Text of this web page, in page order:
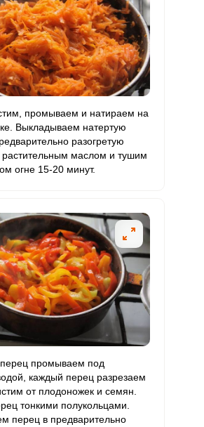
мкг 200 мкг 1.2 15.3
мкг 200 мкг 20.4 254.4
мкг 55 мкг 0.5 5.8
мкг 50 мкг 4.5 56.3
мг 34.4
мкг 20 мкг 60
мкг 70 мкг 10.8 134.3
промываем и натираем на
Выкладываем натертую
разогретую
растительным маслом и тушим
огне 15-20 минут.
перец промываем под
каждый перец разрезаем
от плодоножек и семян.
тонкими полукольцами.
перец в предварительно